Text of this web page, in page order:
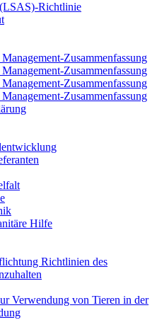
Richtlinie
Zusammenfassung
Zusammenfassung
Zusammenfassung
Zusammenfassung
Hilfe
Richtlinien des
Verwendung von Tieren in der